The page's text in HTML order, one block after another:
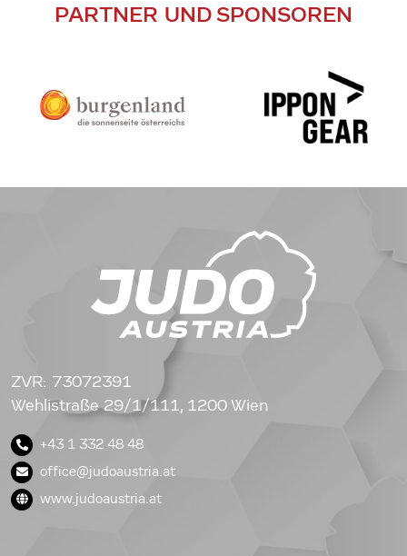
PARTNER UND SPONSOREN
ZVR: 73072391
Wehlistraße 29/1/111, 1200 Wien
+43 1 332 48 48
office@judoaustria.at
www.judoaustria.at